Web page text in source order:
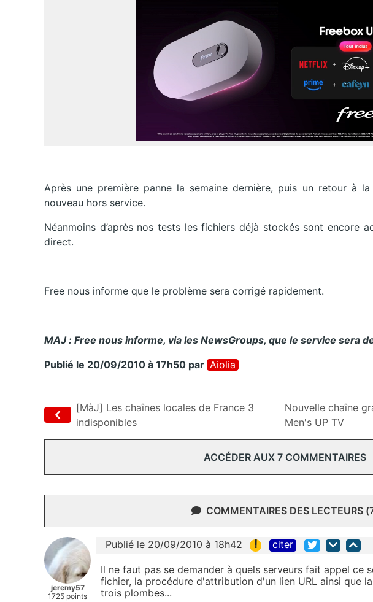
Après une première panne la semaine dernière, puis un retour à
nouveau hors service.
Néanmoins d’après nos tests les fichiers déjà stockés sont encore
direct.
Free nous informe que le problème sera corrigé rapidement.
MAJ : Free nous informe, via les NewsGroups, que le service sera
Publié le 20/09/2010 à 17h50 par Aiolia
[MàJ] Les chaînes locales de France 3
indisponibles
Nouvelle chaîne
Men's UP TV
ACCÉDER AUX 7 COMMENTAIRES
COMMENTAIRES DES LECTEURS
jeremy57
1725 points
Publié le 20/09/2010 à 18h42 ! citer
Il ne faut pas se demander à quels serveurs fait appel ce
fichier, la procédure d'attribution d'un lien URL ainsi que
trois plombes...